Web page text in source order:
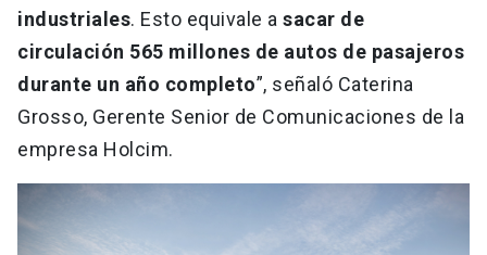
industriales. Esto equivale a sacar de
circulación 565 millones de autos de pasajeros
durante un año completo”, señaló Caterina
Grosso, Gerente Senior de Comunicaciones de la
empresa Holcim.